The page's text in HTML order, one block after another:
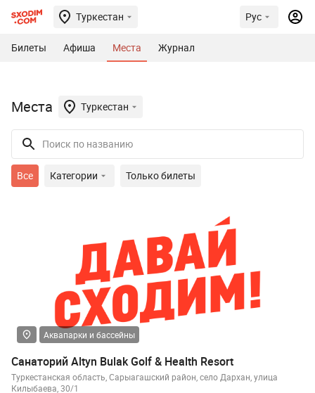
Туркестан Рус
Билеты Афиша Места Журнал
Места Туркестан
Все Категории Только билеты
Аквапарки и бассейны
Санаторий Altyn Bulak Golf & Health Resort
Туркестанская область, Сарыагашский район, село Дархан, улица
Килыбаева, 30/1